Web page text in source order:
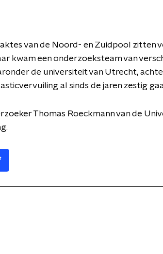
van de Noord- en Zuidpool zitten
kwam een onderzoeksteam van
de universiteit van Utrecht,
al sinds de jaren zestig
Thomas Roeckmann van de